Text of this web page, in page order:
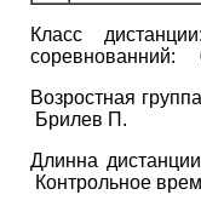
Класс
соревнованний:
Возростная
Брилев П.
Длинна
Контрольное